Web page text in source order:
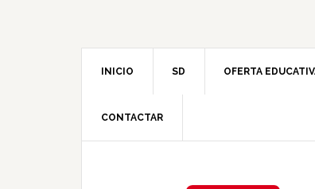
INICIO SD OFERTA
CONTACTAR